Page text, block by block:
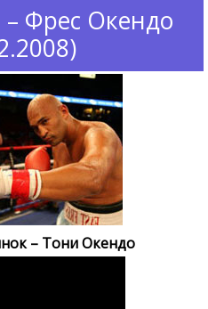
Фрес Окендо
– Тони Окендо